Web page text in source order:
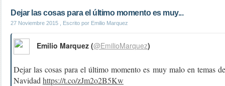
Dejar las cosas para el último momento es muy...
27 Noviembre 2015 , Escrito por Emilio Marquez
Dejar las cosas para el último momento es muy malo en temas
Navidad https://t.co/zJm2o2B5Kw
Emilio Marquez (@EmilioMarquez)